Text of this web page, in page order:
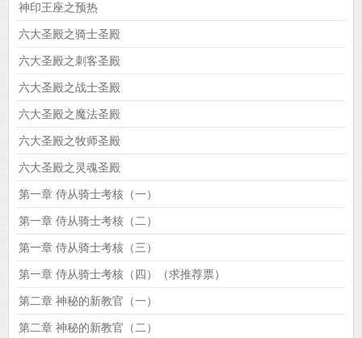
神印王座之预热
六大圣殿之骑士圣殿
六大圣殿之刺客圣殿
六大圣殿之战士圣殿
六大圣殿之魔法圣殿
六大圣殿之牧师圣殿
六大圣殿之灵魂圣殿
第一章 侍从骑士考核（一）
第一章 侍从骑士考核（二）
第一章 侍从骑士考核（三）
第一章 侍从骑士考核（四）（求推荐票）
第二章 神秘的新教官（一）
第二章 神秘的新教官（二）